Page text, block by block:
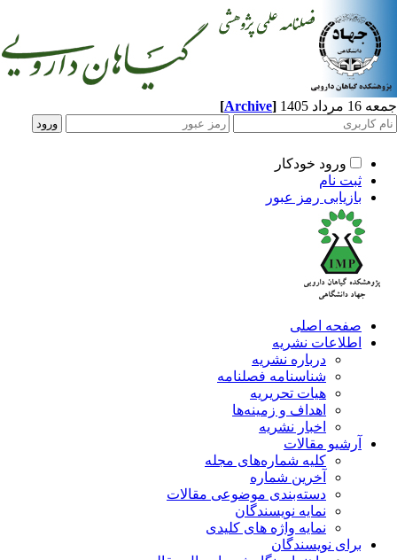
1405
[Archive]
ورود خودکار
ثبت نام
بازیابی رمز عبور
صفحه اصلی
اطلاعات نشریه
درباره نشریه
شناسنامه فصلنامه
هیات تحریریه
اهداف و زمینه‌ها
اخبار نشریه
آرشیو مقالات
کلیه شماره‌های مجله
آخرین شماره
دسته‌بندی موضوعی مقالات
نمایه نویسندگان
نمایه واژه های کلیدی
برای نویسندگان